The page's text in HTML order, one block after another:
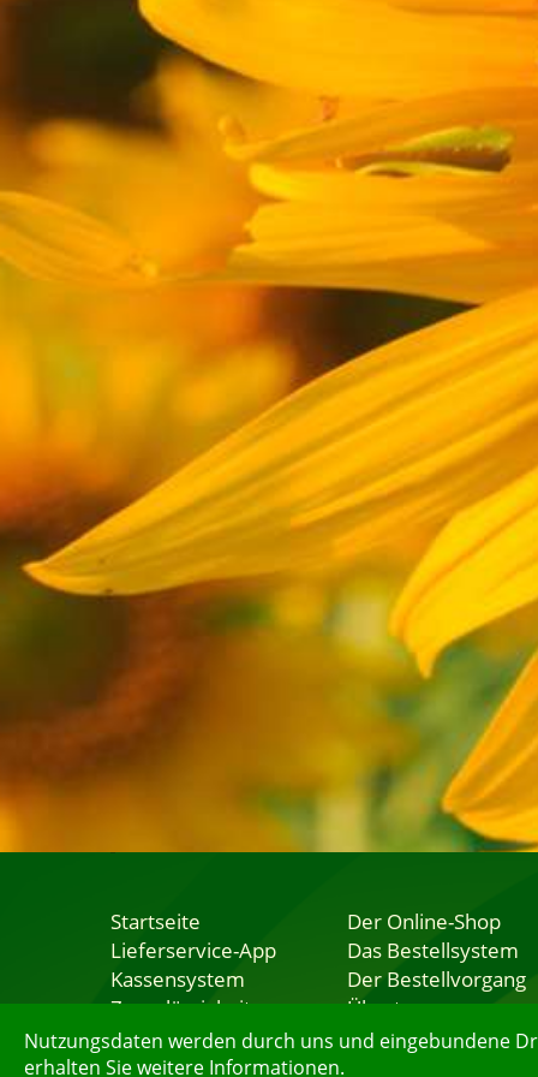
Nutzungsdaten werden durch uns und eingebundene
erhalten Sie weitere Informationen.
Startseite
Lieferservice-App
Kassensystem
Zuverlässigkeit
Sicherheit
Der Online-Shop
Das Bestellsystem
Der Bestellvorgang
Übertragung
Testshop